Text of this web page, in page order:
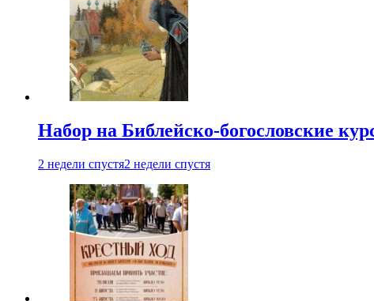
Набор на Библейско-богословские
2 недели спустя2 недели спустя